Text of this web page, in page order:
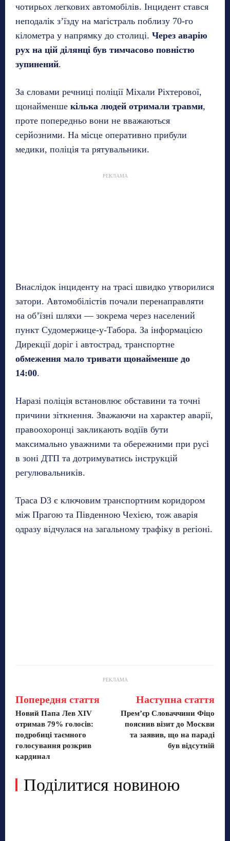
чотирьох легкових автомобілів. Інцидент стався
неподалік з’їзду на магістраль поблизу 70-го
кілометра у напрямку до столиці. Через аварію
рух на цій ділянці був тимчасово повністю
зупинений.
За словами речниці поліції Міхали Ріхтерової,
щонайменше кілька людей отримали травми,
проте попередньо вони не вважаються
серйозними. На місце оперативно прибули
медики, поліція та рятувальники.
РЕКЛАМА
Внаслідок інциденту на трасі швидко утворилися
затори. Автомобілістів почали перенаправляти
на об’їзні шляхи — зокрема через населений
пункт Судомержице-у-Табора. За інформацією
Дирекції доріг і автострад, транспортне
обмеження мало тривати щонайменше до
14:00.
Наразі поліція встановлює обставини та точні
причини зіткнення. Зважаючи на характер аварії,
правоохоронці закликають водіїв бути
максимально уважними та обережними при русі
в зоні ДТП та дотримуватись інструкцій
регулювальників.
Траса D3 є ключовим транспортним коридором
між Прагою та Південною Чехією, тож аварія
одразу відчулася на загальному трафіку в регіоні.
РЕКЛАМА
Попередня стаття
Новий Папа Лев XIV
отримав 79% голосів:
подробиці таємного
голосування розкрив
кардинал
Наступна стаття
Прем’єр Словаччини Фіцо
пояснив візит до Москви
та заявив, що на параді
був відсутній
Поділитися новиною